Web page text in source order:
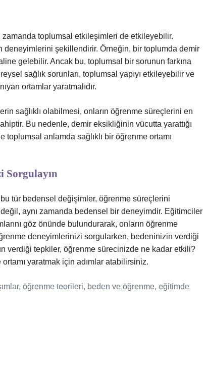
zamanda toplumsal etkileşimleri de etkileyebilir.
deneyimlerini şekillendirir. Örneğin, bir toplumda demir
gelebilir. Ancak bu, toplumsal bir sorunun farkına
sağlık sorunları, toplumsal yapıyı etkileyebilir ve
ortamlar yaratmalıdır.
sağlıklı olabilmesi, onların öğrenme süreçlerini en
Bu nedenle, demir eksikliğinin vücutta yarattığı
toplumsal anlamda sağlıklı bir öğrenme ortamı
Sorgulayın
tür bedensel değişimler, öğrenme süreçlerini
aynı zamanda bedensel bir deneyimdir. Eğitimciler
göz önünde bulundurarak, onların öğrenme
deneyimlerinizi sorgularken, bedeninizin verdiği
verdiği tepkiler, öğrenme sürecinizde ne kadar etkili?
yaratmak için adımlar atabilirsiniz.
öğrenme teorileri, beden ve öğrenme, eğitimde